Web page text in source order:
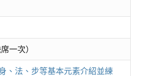
一次）
、法、步等基本元素介紹並練